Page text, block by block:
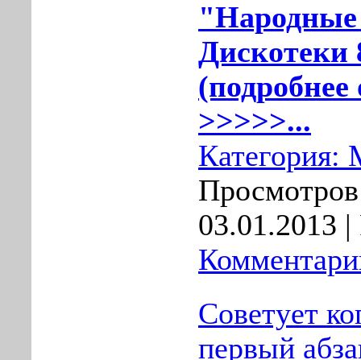
Дискотеки
(подробнее
>>>>>...
Категория:
03.01.2013 |
Советует
первый